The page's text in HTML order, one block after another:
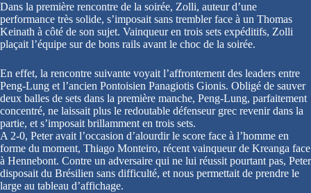
Dans la première rencontre de la soirée, Zolli, auteur d’une
performance très solide, s’imposait sans trembler face à un Thomas
Keinath à côté de son sujet. Vainqueur en trois sets expéditifs, Zolli
plaçait l’équipe sur de bons rails avant le choc de la soirée.
En effet, la rencontre suivante voyait l’affrontement des leaders entre
Peng-Lung et l’ancien Pontoisien Panagiotis Gionis. Obligé de sauver
deux balles de sets dans la première manche, Peng-Lung, parfaitement
concentré, ne laissait plus le redoutable défenseur grec revenir dans la
partie, et s’imposait brillamment en trois sets.
A 2-0, Peter avait l’occasion d’alourdir le score face à l’homme en
forme du moment, Thiago Monteiro, récent vainqueur de Kreanga face
à Hennebont. Contre un adversaire qui ne lui réussit pourtant pas, Peter
disposait du Brésilien sans difficulté, et nous permettait de prendre le
large au tableau d’affichage.